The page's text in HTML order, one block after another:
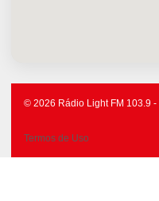
© 2026 Rádio Light FM 103.9
Termos de Uso